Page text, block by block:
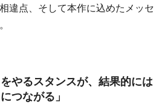
違点、そして本作に込めたメッセ
やるスタンスが、結果的には
つながる」